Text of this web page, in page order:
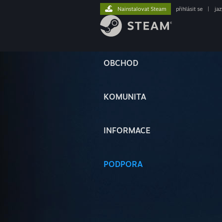
OBCHOD
KOMUNITA
INFORMACE
PODPORA
Nainstalovat Steam přihlásit se